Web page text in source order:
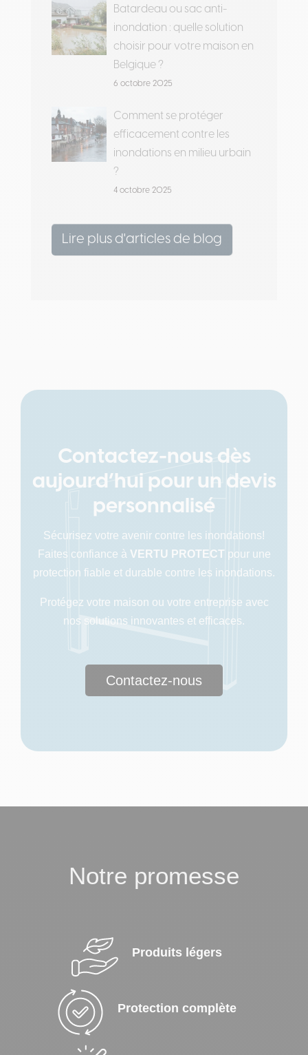
Batardeau ou sac anti-
inondation : quelle solution
choisir pour votre maison en
Belgique ?
6 octobre 2025
Comment se protéger
efficacement contre les
inondations en milieu urbain
?
4 octobre 2025
Lire plus d'articles de blog
Contactez-nous dès
aujourd’hui pour un devis
personnalisé
Sécurisez votre avenir contre les inondations!
Faites confiance à VERTU PROTECT pour une
protection fiable et durable contre les inondations.
Protégez votre maison ou votre entreprise avec
nos solutions innovantes et efficaces.
Contactez-nous
Notre promesse
Produits légers
Protection complète